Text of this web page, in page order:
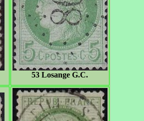
53 Losange G.C.